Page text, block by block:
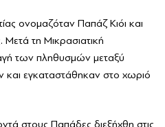
ονομαζόταν Παπάζ Κιόι και
τη Μικρασιατική
των πληθυσμών μεταξύ
και εγκαταστάθηκαν στο χωριό
στους Παπάδες διεξήχθη στις